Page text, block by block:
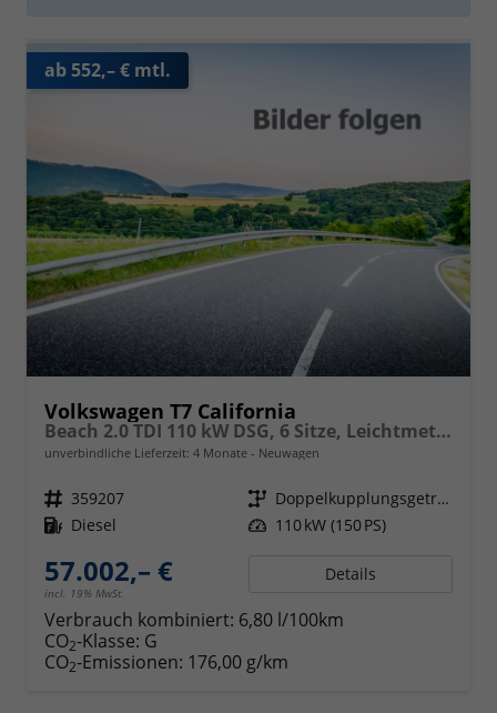
ab 552,– € mtl.
Volkswagen T7 California
Beach 2.0 TDI 110 kW DSG, 6 Sitze, Leichtmetallfelgen 17 Zoll, Markise mit Schiene und Gehäuse links, Klima, 5 Jahre Werksgarantie,
unverbindliche Lieferzeit: 4 Monate Neuwagen
Fahrzeugnr. 359207 Getriebe
Doppelkupplungsgetriebe (DSG)
Kraftstoff Diesel Leistung 110 kW (150 PS)
57.002,– €
incl. 19% MwSt.
Details
Verbrauch kombiniert: 6,80 l/100km
CO2-Klasse: G
CO2-Emissionen: 176,00 g/km